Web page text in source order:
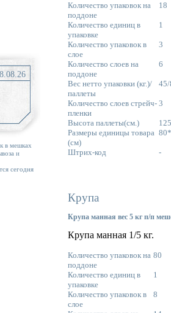
в мешках
и
сегодня
Количество упаковок на
поддоне
18
Количество единиц в
упаковке
1
Количество упаковок в
слое
3
Количество слоев на
поддоне
6
Вес нетто упаковки (кг.)/
паллеты
Количество слоев стрейч-
пленки
3
Высота паллеты(см.)
125
Размеры единицы товара
(см)
Штрих-код -
Крупа
Крупа манная вес 5 кг п/п
Крупа манная 1/5 кг.
Количество упаковок на
поддоне
80
Количество единиц в
упаковке
1
Количество упаковок в
слое
8